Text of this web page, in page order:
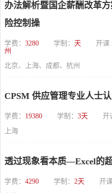
办法解析暨国企薪酬改革
险控制操
学费： 3280 学制： 天 开课
州
北京、上海、成都、杭州
CPSM 供应管理专业人士
学费： 19380 学制： 3天 开
上海
透过现象看本质—Excel的
学费： 4290 学制： 2天 开